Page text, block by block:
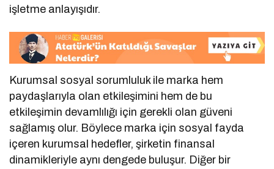
işletme anlayışıdır.
Kurumsal sosyal sorumluluk ile marka hem
paydaşlarıyla olan etkileşimini hem de bu
etkileşimin devamlılığı için gerekli olan güveni
sağlamış olur. Böylece marka için sosyal fayda
içeren kurumsal hedefler, şirketin finansal
dinamikleriyle aynı dengede buluşur. Diğer bir